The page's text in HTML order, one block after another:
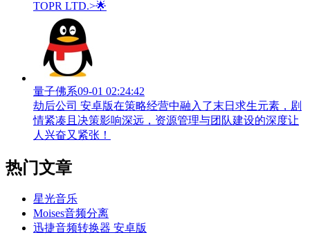
TOPR LTD.>🌟
量子佛系09-01 02:24:42
劫后公司 安卓版在策略经营中融入了末日求生元素，剧
情紧凑且决策影响深远，资源管理与团队建设的深度让
人兴奋又紧张！
热门文章
星光音乐
Moises音频分离
迅捷音频转换器 安卓版